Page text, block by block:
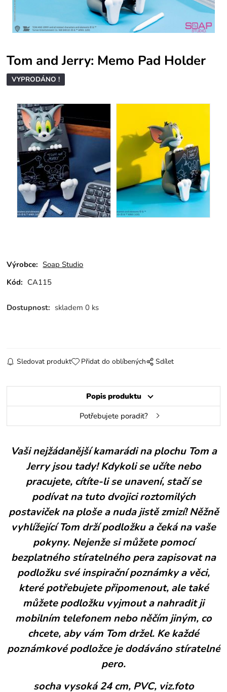
Tom and Jerry: Memo Pad Holder
VYPRODÁNO !
Výrobce: Soap Studio
Kód: CA115
Dostupnost: skladem 0 ks
Sledovat produkt Přidat do oblíbených Sdílet
Popis produktu
Potřebujete poradit?
Vaši nejžádanější kamarádi na plochu Tom a
Jerry jsou tady! Kdykoli se učíte nebo
pracujete, cítíte-li se unavení, stačí se
podívat na tuto dvojici roztomilých
postaviček na ploše a nuda jistě zmizí! Něžně
vyhlížející Tom drží podložku a čeká na vaše
pokyny. Nejenže si můžete pomocí
bezplatného stíratelného pera zapisovat na
podložku své inspirační poznámky a věci,
které potřebujete připomenout, ale také
můžete podložku vyjmout a nahradit ji
mobilním telefonem nebo něčím jiným, co
chcete, aby vám Tom držel. Ke každé
poznámkové podložce je dodáváno stíratelné
pero.
socha vysoká 24 cm, PVC, viz.foto